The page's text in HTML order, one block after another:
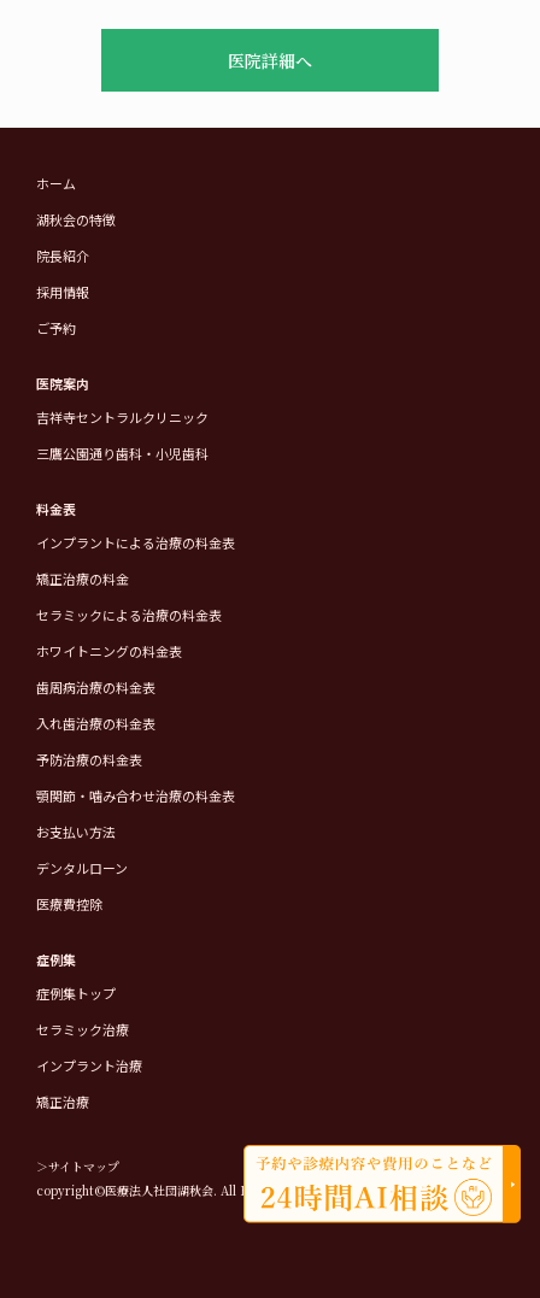
医院詳細へ
ホーム
湖秋会の特徴
院長紹介
採用情報
ご予約
医院案内
吉祥寺セントラルクリニック
三鷹公園通り歯科・小児歯科
料金表
インプラントによる治療の料金表
矯正治療の料金
セラミックによる治療の料金表
ホワイトニングの料金表
歯周病治療の料金表
入れ歯治療の料金表
予防治療の料金表
顎関節・噛み合わせ治療の料金表
お支払い方法
デンタルローン
医療費控除
症例集
症例集トップ
セラミック治療
インプラント治療
矯正治療
＞サイトマップ
copyright©医療法人社団湖秋会. All Rights Reserved.